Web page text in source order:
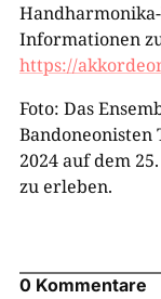
Informationen
https://
Foto: Das
Bandoneonisten
2024 auf dem
zu erleben.
0 Kommentare